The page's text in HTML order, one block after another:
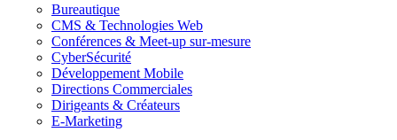
Bureautique
CMS & Technologies Web
Conférences & Meet-up sur-mesure
CyberSécurité
Développement Mobile
Directions Commerciales
Dirigeants & Créateurs
E-Marketing